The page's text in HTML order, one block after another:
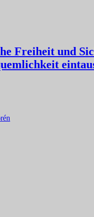
Freiheit und